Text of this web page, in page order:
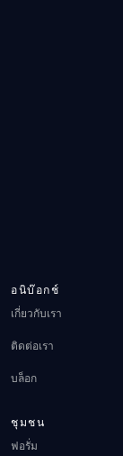
อนิบ๊อกช์
เกี่ยวกับเรา
ติดต่อเรา
บล็อก
ชุมชน
ฟอรั่ม